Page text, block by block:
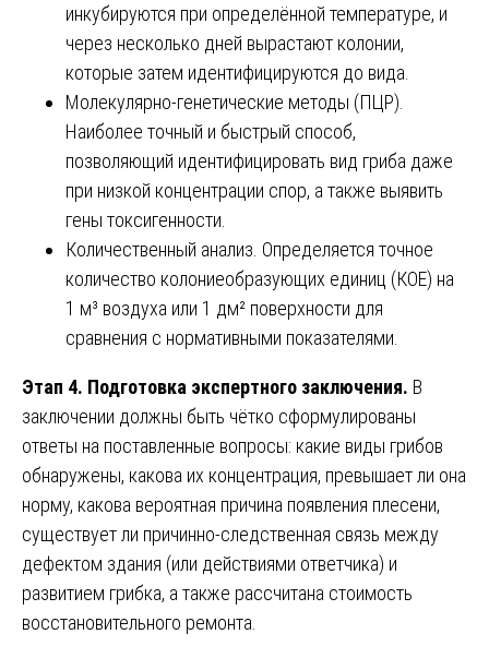
инкубируются при определённой температуре, и
через несколько дней вырастают колонии,
которые затем идентифицируются до вида.
Молекулярно-генетические методы (ПЦР).
Наиболее точный и быстрый способ,
позволяющий идентифицировать вид гриба даже
при низкой концентрации спор, а также выявить
гены токсигенности.
Количественный анализ. Определяется точное
количество колониеобразующих единиц (КОЕ) на
1 м³ воздуха или 1 дм² поверхности для
сравнения с нормативными показателями.
Этап 4. Подготовка экспертного заключения. В
заключении должны быть чётко сформулированы
ответы на поставленные вопросы: какие виды грибов
обнаружены, какова их концентрация, превышает ли она
норму, какова вероятная причина появления плесени,
существует ли причинно-следственная связь между
дефектом здания (или действиями ответчика) и
развитием грибка, а также рассчитана стоимость
восстановительного ремонта.